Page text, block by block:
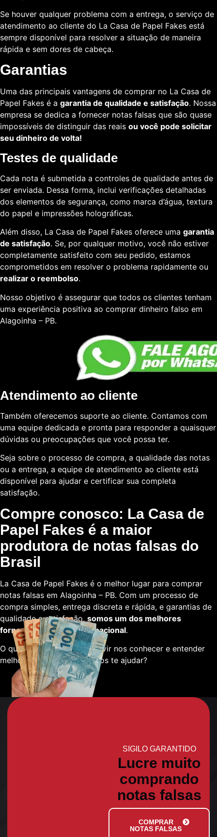
Se houver qualquer problema com a entrega, o serviço de
atendimento ao cliente do La Casa de Papel Fakes está
sempre disponível para resolver a situação de maneira
rápida e sem dores de cabeça.
Garantias
Uma das principais vantagens de comprar no La Casa de
Papel Fakes é a garantia de qualidade e satisfação. Nossa
empresa se dedica a fornecer notas falsas que são quase
impossíveis de distinguir das reais ou você pode solicitar
seu dinheiro de volta!
Testes de qualidade
Cada nota é submetida a controles de qualidade antes de
ser enviada. Dessa forma, inclui verificações detalhadas
dos elementos de segurança, como marca d’água, textura
do papel e impressões holográficas.
Além disso, La Casa de Papel Fakes oferece uma garantia
de satisfação. Se, por qualquer motivo, você não estiver
completamente satisfeito com seu pedido, estamos
comprometidos em resolver o problema rapidamente ou
realizar o reembolso.
Nosso objetivo é assegurar que todos os clientes tenham
uma experiência positiva ao comprar dinheiro falso em
Alagoinha – PB.
Atendimento ao cliente
Também oferecemos suporte ao cliente. Contamos com
uma equipe dedicada e pronta para responder a quaisquer
dúvidas ou preocupações que você possa ter.
Seja sobre o processo de compra, a qualidade das notas
ou a entrega, a equipe de atendimento ao cliente está
disponível para ajudar e certificar sua completa
satisfação.
Compre conosco: La Casa de
Papel Fakes é a maior
produtora de notas falsas do
Brasil
La Casa de Papel Fakes é o melhor lugar para comprar
notas falsas em Alagoinha – PB. Com um processo de
compra simples, entrega discreta e rápida, e garantias de
qualidade e satisfação, somos um dos melhores
fornecedores em escala nacional.
O que está esperando para vir nos conhecer e entender
melhor sobre como podemos te ajudar?
SIGILO GARANTIDO
Lucre muito
comprando
notas falsas
COMPRAR
NOTAS FALSAS